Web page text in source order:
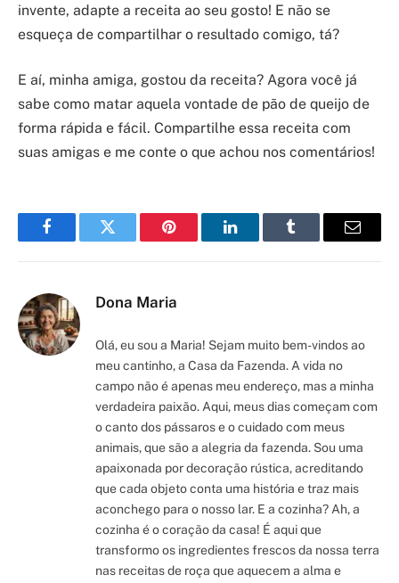
invente, adapte a receita ao seu gosto! E não se
esqueça de compartilhar o resultado comigo, tá?
E aí, minha amiga, gostou da receita? Agora você já
sabe como matar aquela vontade de pão de queijo de
forma rápida e fácil. Compartilhe essa receita com
suas amigas e me conte o que achou nos comentários!
FacebookTwitter Pinterest LinkedInTumblr Email
Dona Maria
Olá, eu sou a Maria! Sejam muito bem-vindos ao
meu cantinho, a Casa da Fazenda. A vida no
campo não é apenas meu endereço, mas a minha
verdadeira paixão. Aqui, meus dias começam com
o canto dos pássaros e o cuidado com meus
animais, que são a alegria da fazenda. Sou uma
apaixonada por decoração rústica, acreditando
que cada objeto conta uma história e traz mais
aconchego para o nosso lar. E a cozinha? Ah, a
cozinha é o coração da casa! É aqui que
transformo os ingredientes frescos da nossa terra
nas receitas de roça que aquecem a alma e